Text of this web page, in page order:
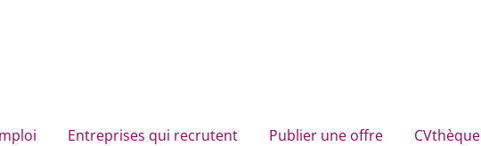
Entreprises qui recrutent Publier une offre CVthèque